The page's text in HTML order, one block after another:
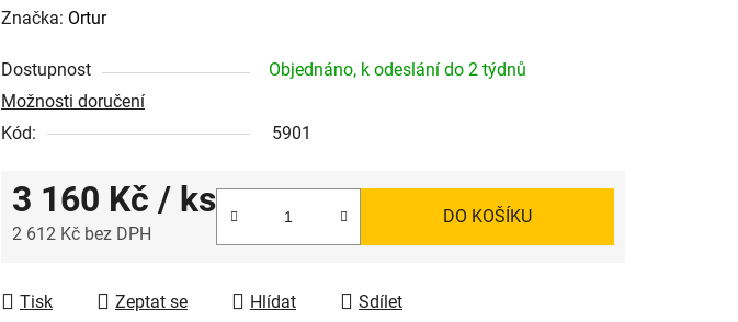
hodnocení
je
0,0
z
hvězdiček.
Značka: Ortur
Dostupnost
Objednáno, k odeslání do 2 týdnů
Možnosti doručení
Kód:
5901
3 160 Kč / ks
2 612 Kč bez DPH
DO KOŠÍKU
Tisk Zeptat se Hlídat Sdílet